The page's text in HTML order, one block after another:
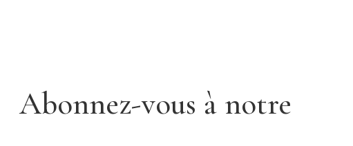
Abonnez-vous à notre